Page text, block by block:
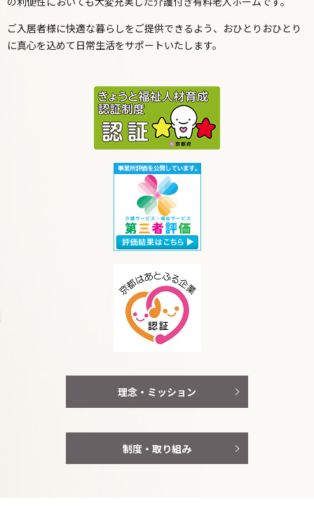
ご入居者様に快適な暮らしをご提供できるよう、 おひとりおひとり
に真心を込めて日常生活をサポートいたします。
理念・ミッション
制度・取り組み